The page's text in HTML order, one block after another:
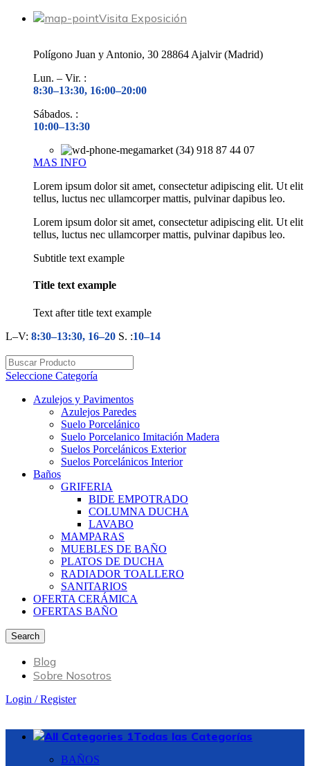
Visita Exposición
Polígono Juan y Antonio, 30 28864 Ajalvir (Madrid)
Lun. – Vir. :
8:30–13:30, 16:00–20:00
Sábados. :
10:00–13:30
(34) 918 87 44 07
MAS INFO
Lorem ipsum dolor sit amet, consectetur adipiscing elit. Ut elit
tellus, luctus nec ullamcorper mattis, pulvinar dapibus leo.
Lorem ipsum dolor sit amet, consectetur adipiscing elit. Ut elit
tellus, luctus nec ullamcorper mattis, pulvinar dapibus leo.
Subtitle text example
Title text example
Text after title text example
L–V: 8:30–13:30, 16–20 S. :10–14
Seleccione Categoría
Azulejos y Pavimentos
Azulejos Paredes
Suelo Porcelánico
Suelo Porcelanico Imitación Madera
Suelos Porcelánicos Exterior
Suelos Porcelánicos Interior
Baños
GRIFERIA
BIDE EMPOTRADO
COLUMNA DUCHA
LAVABO
MAMPARAS
MUEBLES DE BAÑO
PLATOS DE DUCHA
RADIADOR TOALLERO
SANITARIOS
OFERTA CERÁMICA
OFERTAS BAÑO
Search
Blog
Sobre Nosotros
Login / Register
Todas las Categorías
BAÑOS